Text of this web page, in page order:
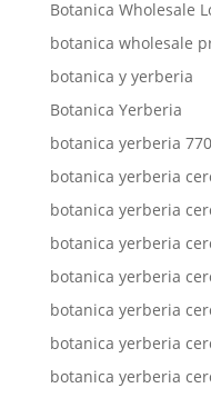
Botanica Wholesale
botanica wholesale
botanica y yerberia
Botanica Yerberia
botanica yerberia
botanica yerberia
botanica yerberia
botanica yerberia
botanica yerberia
botanica yerberia
botanica yerberia
botanica yerberia